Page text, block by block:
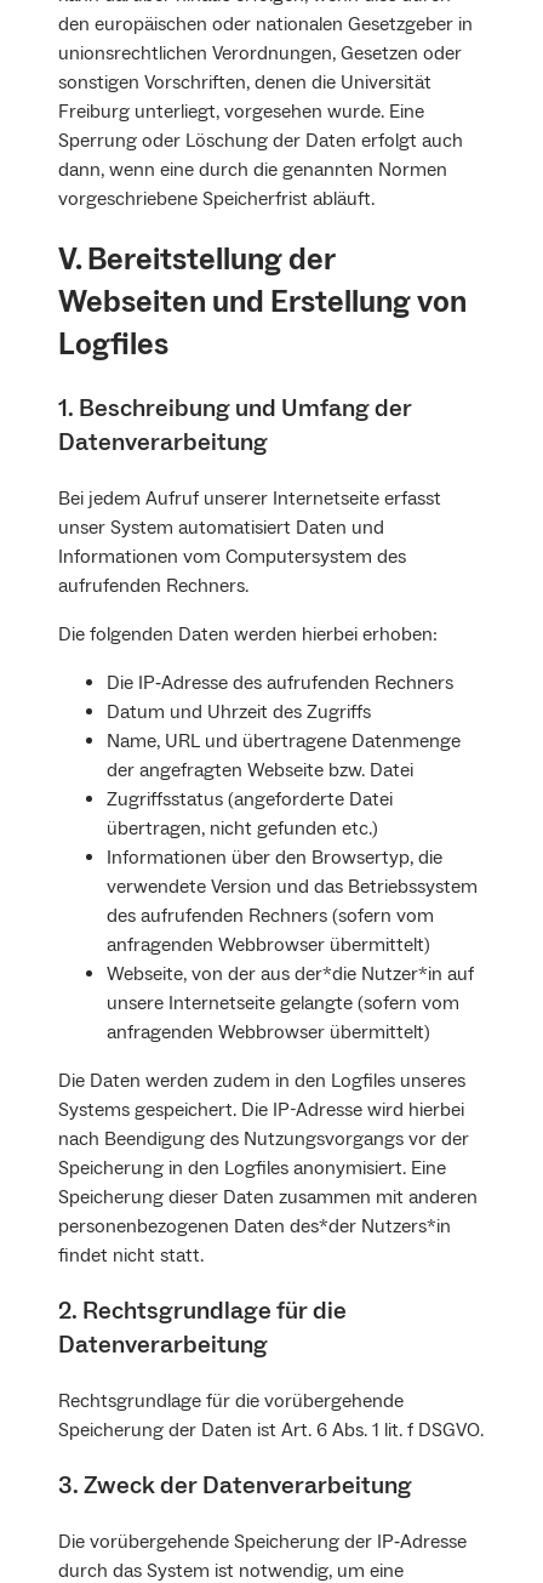
den europäischen oder nationalen Gesetzgeber in
unionsrechtlichen Verordnungen, Gesetzen oder
sonstigen Vorschriften, denen die Universität
Freiburg unterliegt, vorgesehen wurde. Eine
Sperrung oder Löschung der Daten erfolgt auch
dann, wenn eine durch die genannten Normen
vorgeschriebene Speicherfrist abläuft.
V. Bereitstellung der
Webseiten und Erstellung von
Logfiles
1. Beschreibung und Umfang der
Datenverarbeitung
Bei jedem Aufruf unserer Internetseite erfasst
unser System automatisiert Daten und
Informationen vom Computersystem des
aufrufenden Rechners.
Die folgenden Daten werden hierbei erhoben:
Die IP‐Adresse des aufrufenden Rechners
Datum und Uhrzeit des Zugriffs
Name, URL und übertragene Datenmenge
der angefragten Webseite bzw. Datei
Zugriffsstatus (angeforderte Datei
übertragen, nicht gefunden etc.)
Informationen über den Browsertyp, die
verwendete Version und das Betriebssystem
des aufrufenden Rechners (sofern vom
anfragenden Webbrowser übermittelt)
Webseite, von der aus der*die Nutzer*in auf
unsere Internetseite gelangte (sofern vom
anfragenden Webbrowser übermittelt)
Die Daten werden zudem in den Logfiles unseres
Systems gespeichert. Die IP-Adresse wird hierbei
nach Beendigung des Nutzungsvorgangs vor der
Speicherung in den Logfiles anonymisiert. Eine
Speicherung dieser Daten zusammen mit anderen
personenbezogenen Daten des*der Nutzers*in
findet nicht statt.
2. Rechtsgrundlage für die
Datenverarbeitung
Rechtsgrundlage für die vorübergehende
Speicherung der Daten ist Art. 6 Abs. 1 lit. f DSGVO.
3. Zweck der Datenverarbeitung
Die vorübergehende Speicherung der IP‐Adresse
durch das System ist notwendig, um eine